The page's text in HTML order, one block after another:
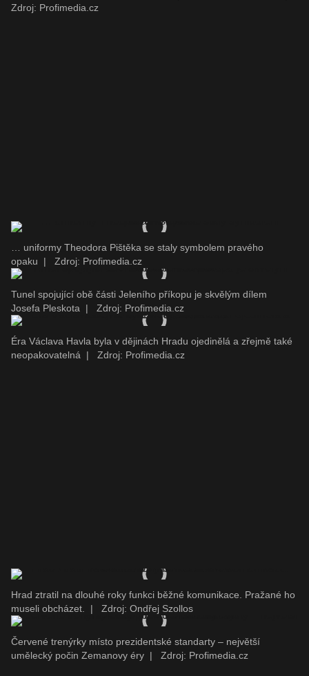
Zdroj: Profimedia.cz
… uniformy Theodora Pištěka se staly symbolem pravého
opaku
| Zdroj: Profimedia.cz
Tunel spojující obě části Jeleního příkopu je skvělým dílem
Josefa Pleskota
| Zdroj: Profimedia.cz
Éra Václava Havla byla v dějinách Hradu ojedinělá a zřejmě také
neopakovatelná
| Zdroj: Profimedia.cz
Hrad ztratil na dlouhé roky funkci běžné komunikace. Pražané ho
museli obcházet.
| Zdroj: Ondřej Szollos
Červené trenýrky místo prezidentské standarty – největší
umělecký počin Zemanovy éry | Zdroj: Profimedia.cz